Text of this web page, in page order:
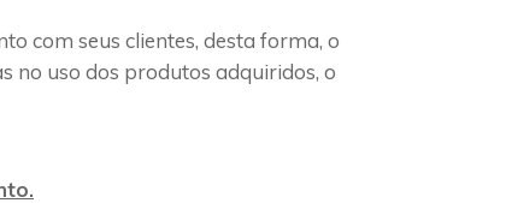
com seus clientes, desta forma, o
no uso dos produtos adquiridos, o